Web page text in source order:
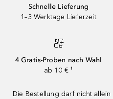
Schnelle Lieferung
1–3 Werktage Lieferzeit
4 Gratis-Proben nach Wahl
ab 10 € ¹
Die Bestellung darf nicht